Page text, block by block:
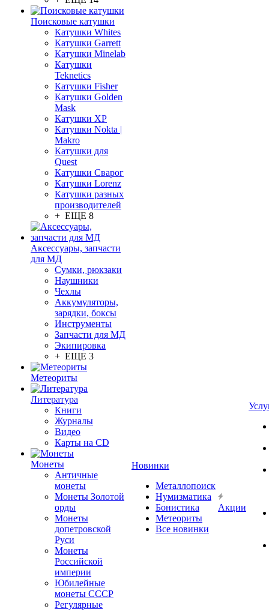
Поисковые катушки
Катушки Whites
Катушки Garrett
Катушки Minelab
Катушки
Teknetics
Катушки Fisher
Катушки Golden
Mask
Катушки XP
Катушки Nokta |
Makro
Катушки для
Quest
Катушки Сварог
Катушки Lorenz
Катушки разных
производителей
+ ЕЩЕ 8
Аксессуары, запчасти
для МД
Сумки, рюкзаки
Наушники
Чехлы
Аккумуляторы,
зарядки, боксы
Инструменты
Запчасти для МД
Экипировка
+ ЕЩЕ 3
Метеориты
Литература
Книги
Журналы
Видео
Карты на CD
Монеты
Античные
монеты
Монеты Золотой
орды
Монеты
допетровской
Руси
Монеты
Российской
империи
Юбилейные
монеты СССР
Регулярные
Новинки
Металлопоиск
Нумизматика
Бонистика
Метеориты
Все новинки
Акции